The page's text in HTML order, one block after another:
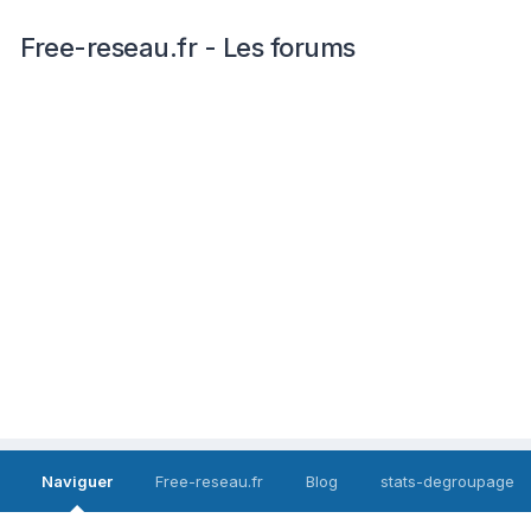
Free-reseau.fr - Les forums
Naviguer Free-reseau.fr Blog stats-degroupage